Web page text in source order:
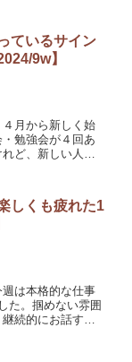
ているサイン
9w】
月から新しく始
勉強会が４回あ
ど、新しい人と
しくも疲れた1
は本格的な仕事
た。掴めない雰囲
続的にお話する